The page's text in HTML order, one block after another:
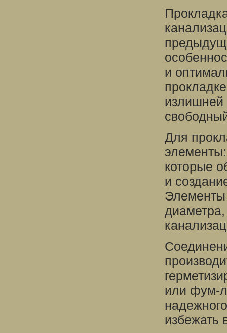
и
излишней
Для
которые
и
диаметра,
или фум-
избежать